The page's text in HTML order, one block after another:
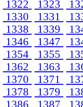
1322 1323
1330 1331
1338 1339
1346 1347
1354 1355
1362 1363
1370 1371
1378 1379
1386 1387